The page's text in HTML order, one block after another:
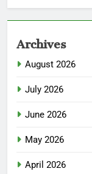
Archives
August 2026
July 2026
June 2026
May 2026
April 2026